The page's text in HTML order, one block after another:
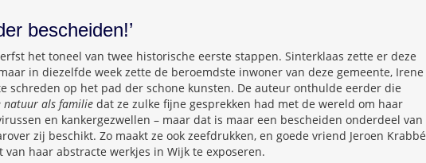
bescheiden!’
het toneel van twee historische eerste stappen. Sinterklaas zette er deze
in diezelfde week zette de beroemdste inwoner van deze gemeente, Irene
schreden op het pad der schone kunsten. De auteur onthulde eerder die
natuur als familie dat ze zulke fijne gesprekken had met de wereld om haar
en kankergezwellen – maar dat is maar een bescheiden onderdeel van
zij beschikt. Zo maakt ze ook zeefdrukken, en goede vriend Jeroen Krabbé
haar abstracte werkjes in Wijk te exposeren.